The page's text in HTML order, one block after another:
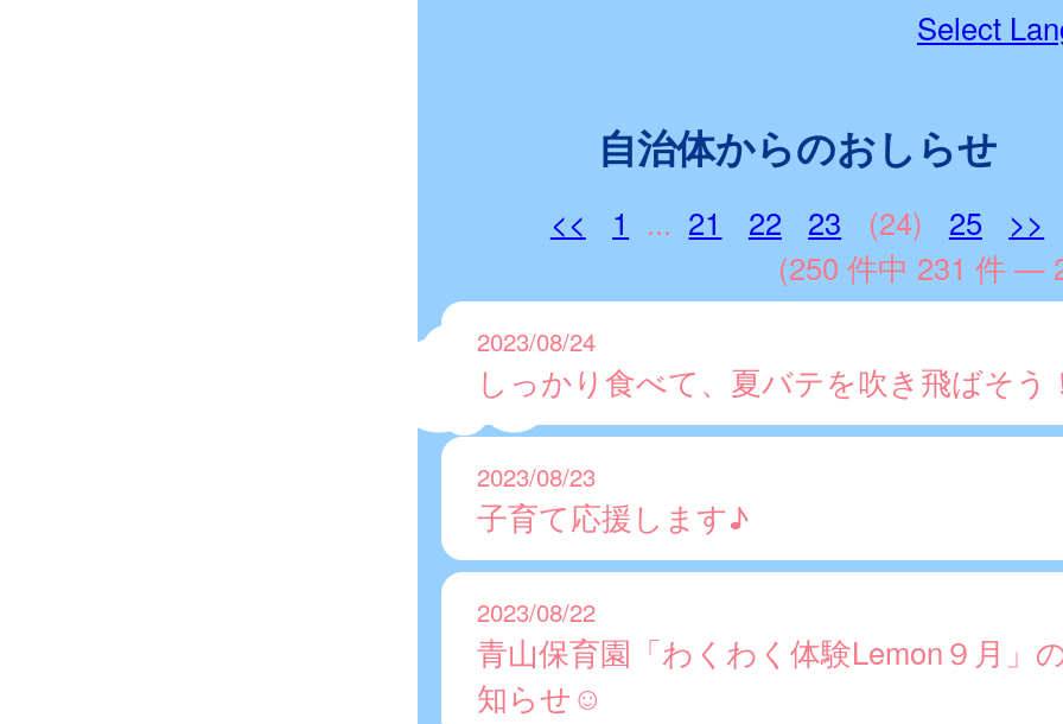
Select
自治体からのおしらせ
<< 1 ... 21 22 23 (24) 25
>>
(250 件中 231 件 —
2023/08/24
しっかり食べて、夏バテを吹き飛ばそう
2023/08/23
子育て応援します♪
2023/08/22
青山保育園「わくわく体験Lemon９月」
知らせ☺